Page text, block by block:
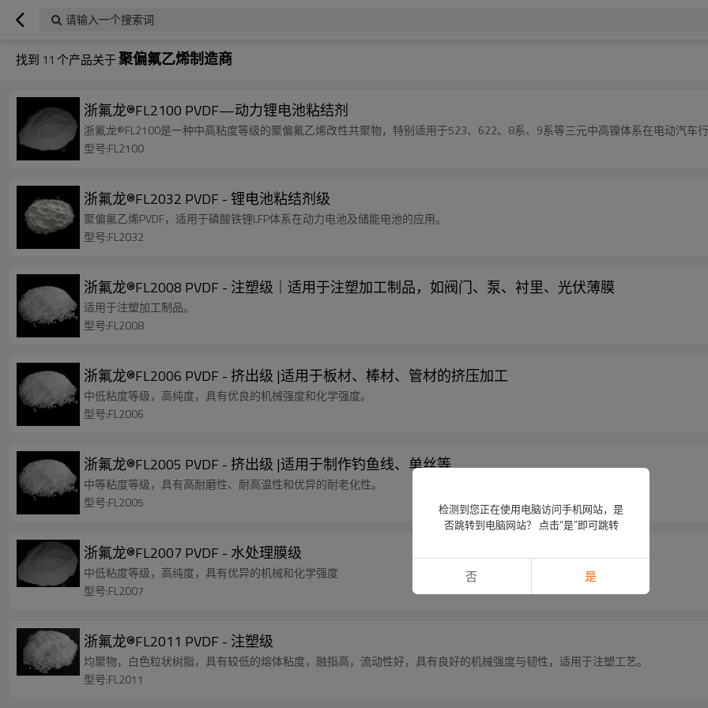
请输入一个搜索词
找到 11 个产品关于聚偏氟乙烯制造商
浙氟龙®FL2100 PVDF—动力锂电池粘结剂
浙氟龙®FL2100是一种中高粘度等级的聚偏氟乙烯改性共聚物，特别适用于523、622、8系、9系等三元中高镍体系在电动汽车行
型号:FL2100
浙氟龙®FL2032 PVDF - 锂电池粘结剂级
聚偏氟乙烯PVDF，适用于磷酸铁锂LFP体系在动力电池及储能电池的应用。
型号:FL2032
浙氟龙®FL2008 PVDF - 注塑级｜适用于注塑加工制品，如阀门、泵、衬里、光伏薄膜
适用于注塑加工制品。
型号:FL2008
浙氟龙®FL2006 PVDF - 挤出级 |适用于板材、棒材、管材的挤压加工
中低粘度等级，高纯度，具有优良的机械强度和化学强度。
型号:FL2006
浙氟龙®FL2005 PVDF - 挤出级 |适用于制作钓鱼线、单丝等
中等粘度等级，具有高耐磨性、耐高温性和优异的耐老化性。
型号:FL2005
浙氟龙®FL2007 PVDF - 水处理膜级
中低粘度等级，高纯度，具有优异的机械和化学强度
型号:FL2007
浙氟龙®FL2011 PVDF - 注塑级
均聚物，白色粒状树脂，具有较低的熔体粘度，融指高，流动性好，具有良好的机械强度与韧性，适用于注塑工艺。
型号:FL2011
检测到您正在使用电脑访问手机网站，是
否跳转到电脑网站？ 点击“是”即可跳转
否 是